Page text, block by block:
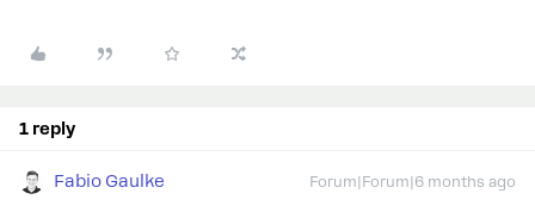
1 reply
Fabio Gaulke Forum|Forum|6 months ago